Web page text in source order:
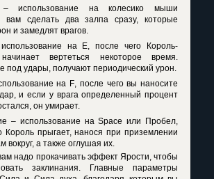
– использование на колесико мыши
вам сделать два залпа сразу, которые
и замедлят врагов.
использование на E, после чего Король-
вертеться некоторое время.
под удары, получают периодический урон.
на F, после чего вы наносите
и если у врага определенный процент
он умирает.
– использование наSpace или Пробел,
Король прыгает, нанося при приземлении
вокруг, а также оглушая их.
надо прокачивать эффект Ярости, чтобы
заклинания. Главные параметры